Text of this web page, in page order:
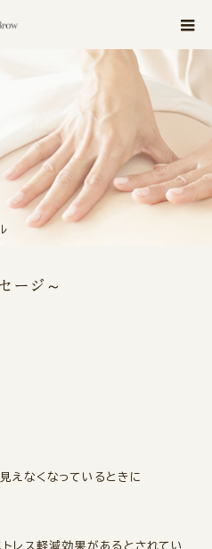
ージ～
えなくなっているときに
レス軽減効果があるとされてい